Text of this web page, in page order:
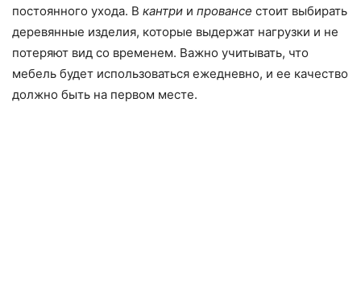
постоянного ухода. В кантри и провансе стоит выбирать
деревянные изделия, которые выдержат нагрузки и не
потеряют вид со временем. Важно учитывать, что
мебель будет использоваться ежедневно, и ее качество
должно быть на первом месте.